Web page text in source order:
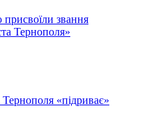
звання
Тернополя»
«підриває»